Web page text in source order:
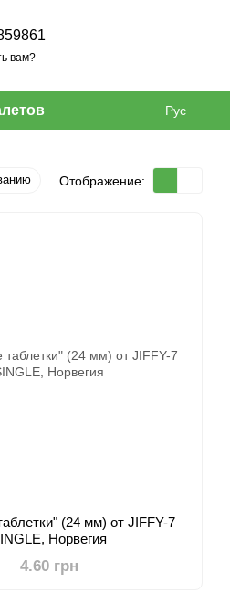
вам?
Рус
Отображение:
(24 мм) от JIFFY-7
Норвегия
4.60 грн